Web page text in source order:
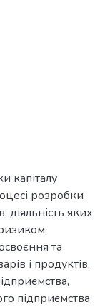
капіталу
розробки
діяльність яких
та
і продуктів.
підприємства